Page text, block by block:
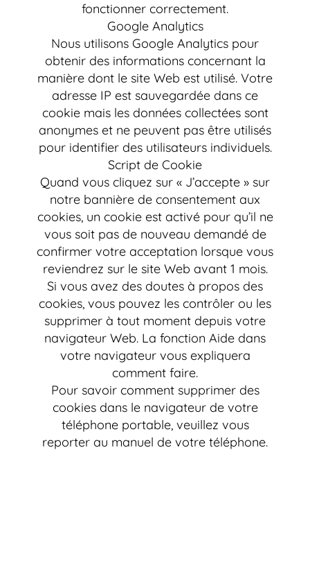
fonctionner correctement.
Google Analytics
Nous utilisons Google Analytics pour
obtenir des informations concernant la
manière dont le site Web est utilisé. Votre
adresse IP est sauvegardée dans ce
cookie mais les données collectées sont
anonymes et ne peuvent pas être utilisés
pour identifier des utilisateurs individuels.
Script de Cookie
Quand vous cliquez sur « J’accepte » sur
notre bannière de consentement aux
cookies, un cookie est activé pour qu’il ne
vous soit pas de nouveau demandé de
confirmer votre acceptation lorsque vous
reviendrez sur le site Web avant 1 mois.
Si vous avez des doutes à propos des
cookies, vous pouvez les contrôler ou les
supprimer à tout moment depuis votre
navigateur Web. La fonction Aide dans
votre navigateur vous expliquera
comment faire.
Pour savoir comment supprimer des
cookies dans le navigateur de votre
téléphone portable, veuillez vous
reporter au manuel de votre téléphone.